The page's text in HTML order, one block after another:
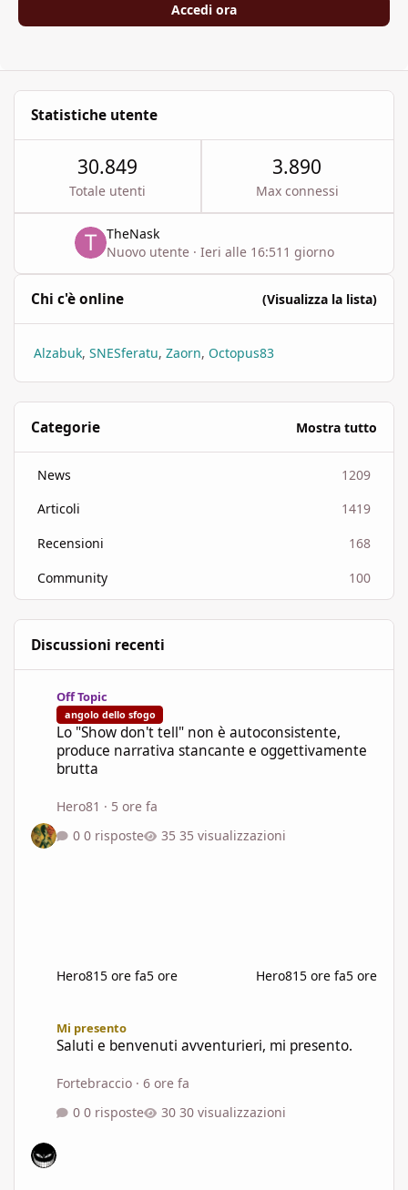
Accedi ora
Statistiche utente
30.849
Totale utenti
3.890
Max connessi
TheNask
Nuovo utente · Ieri alle 16:51 1 giorno
Chi c'è online (Visualizza la lista)
Alzabuk SNESferatu Zaorn Octopus83
Categorie Mostra tutto
News
1209
Articoli
1419
Recensioni
168
Community
100
Discussioni recenti
Off Topic
angolo dello sfogo
Lo "Show don't tell" non è autoconsistente,
produce narrativa stancante e oggettivamente
brutta
Hero81 · 5 ore fa
0 risposte
35 visualizzazioni
Hero815 ore fa5 ore Hero815 ore fa5 ore
Mi presento
Saluti e benvenuti avventurieri, mi presento.
Fortebraccio ·6 ore fa
0 risposte
30 visualizzazioni